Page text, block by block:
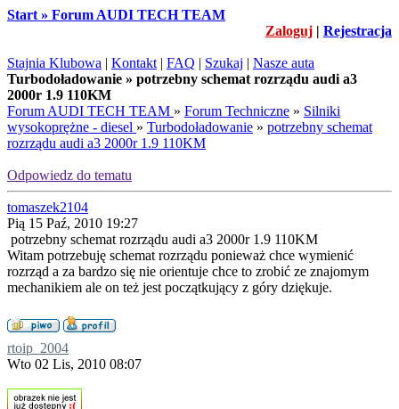
Start » Forum AUDI TECH TEAM
Zaloguj | Rejestracja
Stajnia Klubowa | Kontakt | FAQ | Szukaj | Nasze auta
Turbodoładowanie » potrzebny schemat rozrządu audi a3
2000r 1.9 110KM
Forum AUDI TECH TEAM » Forum Techniczne » Silniki
wysokoprężne - diesel » Turbodoładowanie » potrzebny schemat
rozrządu audi a3 2000r 1.9 110KM
Odpowiedz do tematu
tomaszek2104
Pią 15 Paź, 2010 19:27
potrzebny schemat rozrządu audi a3 2000r 1.9 110KM
Witam potrzebuję schemat rozrządu ponieważ chce wymienić
rozrząd a za bardzo się nie orientuje chce to zrobić ze znajomym
mechanikiem ale on też jest początkujący z góry dziękuje.
rtoip_2004
Wto 02 Lis, 2010 08:07